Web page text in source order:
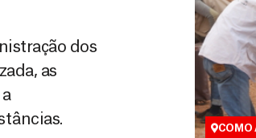
dos
as
Área
Espaço
COMO